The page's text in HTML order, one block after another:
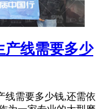
产线需要多少
线需要多少钱,还需依